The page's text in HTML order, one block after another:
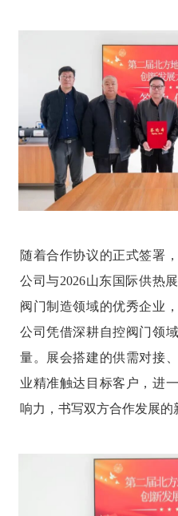
随着合作协议的正式签署
公司与2026山东国际供热
阀门制造领域的优秀企业
公司凭借深耕自控阀门领
量。展会搭建的供需对接
业精准触达目标客户，进
响力，书写双方合作发展的